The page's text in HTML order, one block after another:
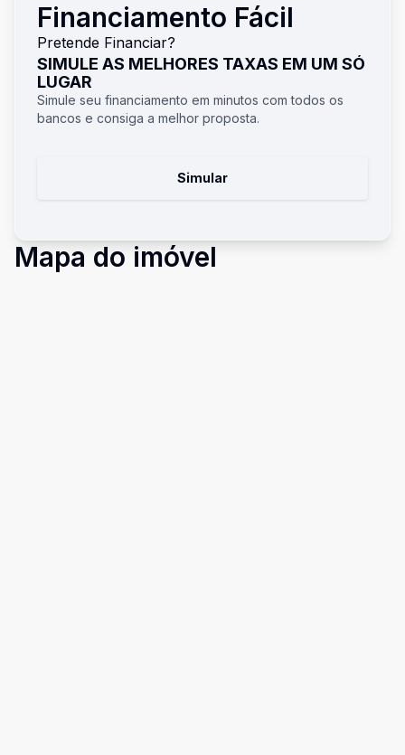
Financiamento Fácil
Pretende Financiar?
SIMULE AS MELHORES TAXAS EM UM SÓ
LUGAR
Simule seu financiamento em minutos com todos os
bancos e consiga a melhor proposta.
Simular
Mapa do imóvel